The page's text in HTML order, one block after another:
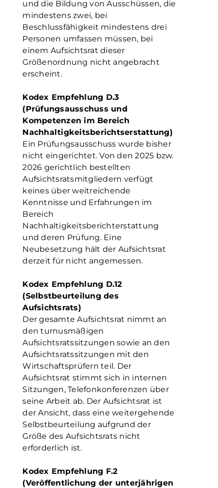
und die Bildung von Ausschüssen, die
mindestens zwei, bei
Beschlussfähigkeit mindestens drei
Personen umfassen müssen, bei
einem Aufsichtsrat dieser
Größenordnung nicht angebracht
erscheint.
Kodex Empfehlung D.3
(Prüfungsausschuss und
Kompetenzen im Bereich
Nachhaltigkeitsberichtserstattung)
Ein Prüfungsausschuss wurde bisher
nicht eingerichtet. Von den 2025 bzw.
2026 gerichtlich bestellten
Aufsichtsratsmitgliedern verfügt
keines über weitreichende
Kenntnisse und Erfahrungen im
Bereich
Nachhaltigkeitsberichterstattung
und deren Prüfung. Eine
Neubesetzung hält der Aufsichtsrat
derzeit für nicht angemessen.
Kodex Empfehlung D.12
(Selbstbeurteilung des
Aufsichtsrats)
Der gesamte Aufsichtsrat nimmt an
den turnusmäßigen
Aufsichtsratssitzungen sowie an den
Aufsichtsratssitzungen mit den
Wirtschaftsprüfern teil. Der
Aufsichtsrat stimmt sich in internen
Sitzungen, Telefonkonferenzen über
seine Arbeit ab. Der Aufsichtsrat ist
der Ansicht, dass eine weitergehende
Selbstbeurteilung aufgrund der
Größe des Aufsichtsrats nicht
erforderlich ist.
Kodex Empfehlung F.2
(Veröffentlichung der unterjährigen